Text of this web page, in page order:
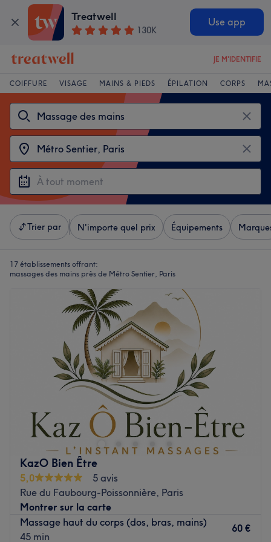
Treatwell
130K
Use app
JE M'IDENTIFIE
COIFFURE VISAGE MAINS & PIEDS ÉPILATION CORPS
Trier par N'importe quel prix Équipements
17 établissements offrant:
massages des mains près de Métro Sentier, Paris
KazO Bien Être
5,0
5 avis
Rue du Faubourg-Poissonnière, Paris
Montrer sur la carte
Massage haut du corps (dos, bras, mains)
45 min
60 €